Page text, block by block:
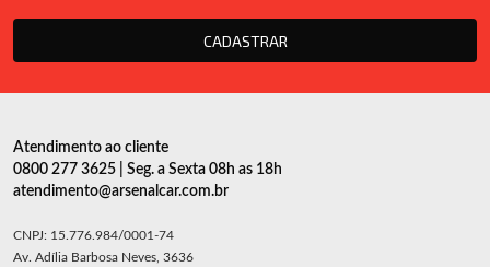
CADASTRAR
Atendimento ao cliente
0800 277 3625 | Seg. a Sexta 08h as 18h
atendimento@arsenalcar.com.br
CNPJ: 15.776.984/0001-74
Av. Adília Barbosa Neves, 3636